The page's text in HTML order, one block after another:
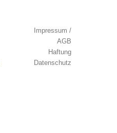
Impressum /
AGB
Haftung
Datenschutz